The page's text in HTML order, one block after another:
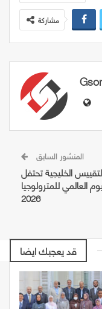
مشاركة
المنشور السابق
الخليجية تحتفل
العالمي للمترولوجيا
2026
قد يعجبك ايضا